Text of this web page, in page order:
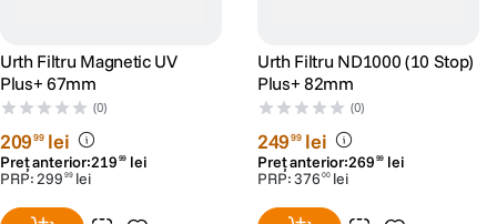
Urth Filtru Magnetic UV
Plus+ 67mm
(0)
20999 lei
Preț anterior:219 99 lei
PRP:299 99 lei
Urth Filtru ND1000 (10 Stop)
Plus+ 82mm
(0)
24999 lei
Preț anterior:269 99 lei
PRP:376 00 lei